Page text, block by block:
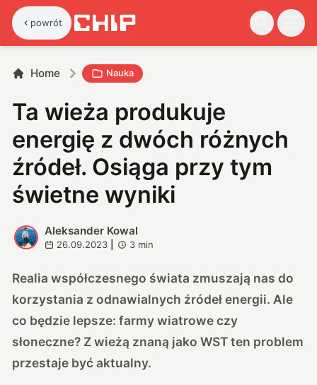
powrót
Home Nauka
Ta wieża produkuje
energię z dwóch różnych
źródeł. Osiąga przy tym
świetne wyniki
A
Aleksander Kowal
26.09.2023 3 min
Realia współczesnego świata zmuszają nas do
korzystania z odnawialnych źródeł energii. Ale
co będzie lepsze: farmy wiatrowe czy
słoneczne? Z wieżą znaną jako WST ten problem
przestaje być aktualny.